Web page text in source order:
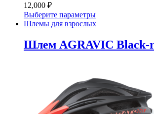
12,000 ₽
Выберите параметры
Шлемы для взрослых
Шлем AGRAVIC Black-